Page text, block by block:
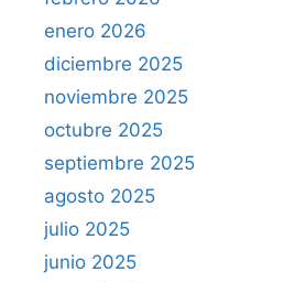
enero 2026
diciembre 2025
noviembre 2025
octubre 2025
septiembre 2025
agosto 2025
julio 2025
junio 2025